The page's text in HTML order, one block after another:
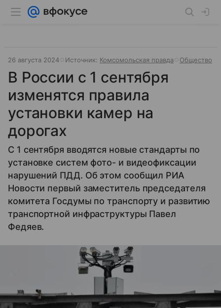
26 августа 2024 Источник: Комсомольская правда Общество
В России с 1 сентября
изменятся правила
установки камер на
дорогах
С 1 сентября вводятся новые стандарты по
установке систем фото- и видеофиксации
нарушений ПДД. Об этом сообщил РИА
Новости первый заместитель председателя
комитета Госдумы по транспорту и развитию
транспортной инфраструктуры Павел
Федяев.